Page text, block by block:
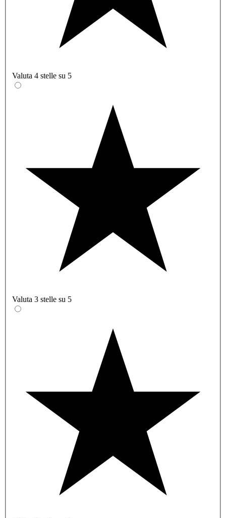
Valuta 4 stelle su 5
Valuta 3 stelle su 5